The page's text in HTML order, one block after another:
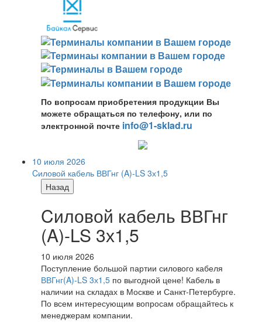
По вопросам приобретения продукции Вы
можете обращаться по телефону, или по
электронной почте info@1-sklad.ru
10 июля 2026
Cиловой кабель ВВГнг (A)-LS 3х1,5
Назад
Cиловой кабель ВВГнг
(A)-LS 3х1,5
10 июля 2026
Поступление большой партии силового кабеля
ВВГнг(A)-LS 3х1,5 по выгодной цене! Кабель в
наличии на складах в Москве и Санкт-Петербурге.
По всем интересующим вопросам обращайтесь к
менеджерам компании.